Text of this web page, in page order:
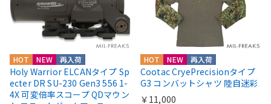
HOT NEW 再入荷
Holy Warrior ELCANタイプ Sp
ecter DR SU-230 Gen3 556 1-
4X 可変倍率スコープ QDマウン
HOT NEW 再入荷
Cootac CryePrecisionタイプ
G3 コンバットシャツ 陸自迷彩
￥11,000